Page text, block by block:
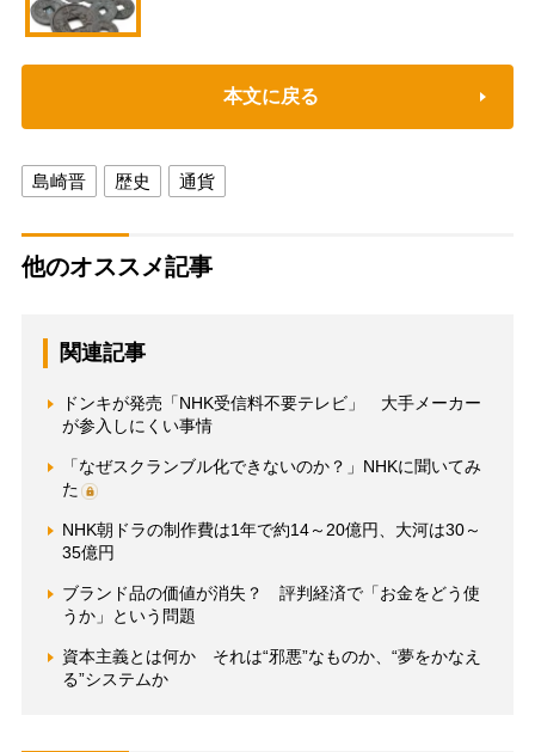
本文に戻る
島崎晋 歴史 通貨
他のオススメ記事
関連記事
ドンキが発売「NHK受信料不要テレビ」 大手メーカー
が参入しにくい事情
「なぜスクランブル化できないのか？」NHKに聞いてみ
た
NHK朝ドラの制作費は1年で約14～20億円、大河は30～
35億円
ブランド品の価値が消失？ 評判経済で「お金をどう使
うか」という問題
資本主義とは何か それは“邪悪”なものか、“夢をかなえ
る”システムか